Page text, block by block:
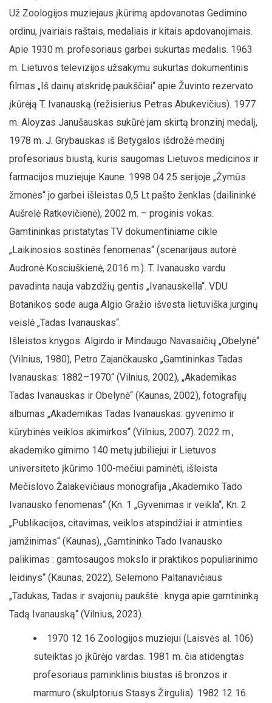
Už Zoologijos muziejaus įkūrimą apdovanotas Gedimino
ordinu, įvairiais raštais, medaliais ir kitais apdovanojimais.
Apie 1930 m. profesoriaus garbei sukurtas medalis. 1963
m. Lietuvos televizijos užsakymu sukurtas dokumentinis
filmas „Iš dainų atskridę paukščiai“ apie Žuvinto rezervato
įkūrėją T. Ivanauską (režisierius Petras Abukevičius). 1977
m. Aloyzas Janušauskas sukūrė jam skirtą bronzinį medalį,
1978 m. J. Grybauskas iš Betygalos išdrožė medinį
profesoriaus biustą, kuris saugomas Lietuvos medicinos ir
farmacijos muziejuje Kaune. 1998 04 25 serijoje „Žymūs
žmonės“ jo garbei išleistas 0,5 Lt pašto ženklas (dailininkė
Aušrelė Ratkevičienė), 2002 m. – proginis vokas.
Gamtininkas pristatytas TV dokumentiniame cikle
„Laikinosios sostinės fenomenas“ (scenarijaus autorė
Audronė Kosciuškienė, 2016 m.). T. Ivanausko vardu
pavadinta nauja vabzdžių gentis „Ivanauskella“. VDU
Botanikos sode auga Algio Gražio išvesta lietuviška jurginų
veislė „Tadas Ivanauskas“.
Išleistos knygos: Algirdo ir Mindaugo Navasaičių „Obelynė“
(Vilnius, 1980), Petro Zajančkausko „Gamtininkas Tadas
Ivanauskas: 1882–1970“ (Vilnius, 2002), „Akademikas
Tadas Ivanauskas ir Obelynė“ (Kaunas, 2002), fotografijų
albumas „Akademikas Tadas Ivanauskas: gyvenimo ir
kūrybinės veiklos akimirkos“ (Vilnius, 2007). 2022 m.,
akademiko gimimo 140 metų jubiliejui ir Lietuvos
universiteto įkūrimo 100-mečiui paminėti, išleista
Mečislovo Žalakevičiaus monografija „Akademiko Tado
Ivanausko fenomenas“ (Kn. 1 „Gyvenimas ir veikla“, Kn. 2
„Publikacijos, citavimas, veiklos atspindžiai ir atminties
įamžinimas“ (Kaunas), „Gamtininko Tado Ivanausko
palikimas : gamtosaugos mokslo ir praktikos populiarinimo
leidinys“ (Kaunas, 2022), Selemono Paltanavičiaus
„Tadukas, Tadas ir svajonių paukštė : knyga apie gamtininką
Tadą Ivanauską“ (Vilnius, 2023).
1970 12 16 Zoologijos muziejui (Laisvės al. 106)
suteiktas jo įkūrėjo vardas. 1981 m. čia atidengtas
profesoriaus paminklinis biustas iš bronzos ir
marmuro (skulptorius Stasys Žirgulis). 1982 12 16